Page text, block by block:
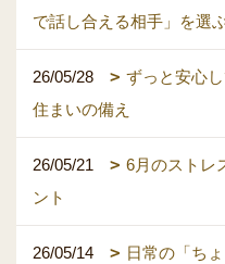
で話し合える相手」を選
26/05/28
ずっと安心
住まいの備え
26/05/21
6月のストレ
ント
26/05/14
日常の「ち